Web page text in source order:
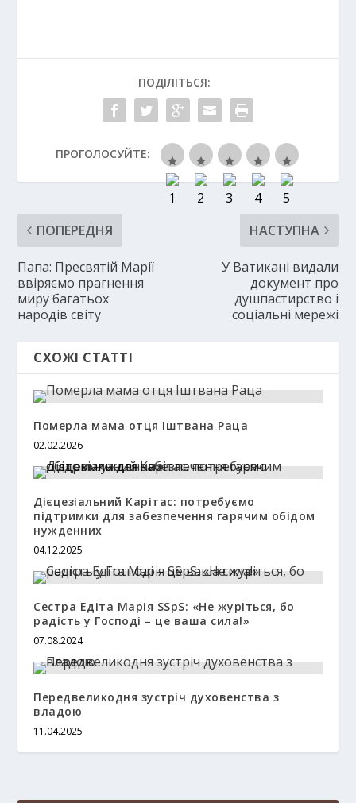
ПОДІЛІТЬСЯ:
ПРОГОЛОСУЙТЕ:
ПОПЕРЕДНЯ
Папа: Пресвятій Марії
ввіряємо прагнення
миру багатьох
народів світу
НАСТУПНА
У Ватикані видали
документ про
душпастирство і
соціальні мережі
СХОЖІ СТАТТІ
Померла мама отця Іштвана Раца
02.02.2026
Дієцезіальний Карітас: потребуємо
підтримки для забезпечення гарячим обідом
нужденних
04.12.2025
Сестра Едіта Марія SSpS: «Не журіться, бо
радість у Господі – це ваша сила!»
07.08.2024
Передвеликодня зустріч духовенства з
владою
11.04.2025